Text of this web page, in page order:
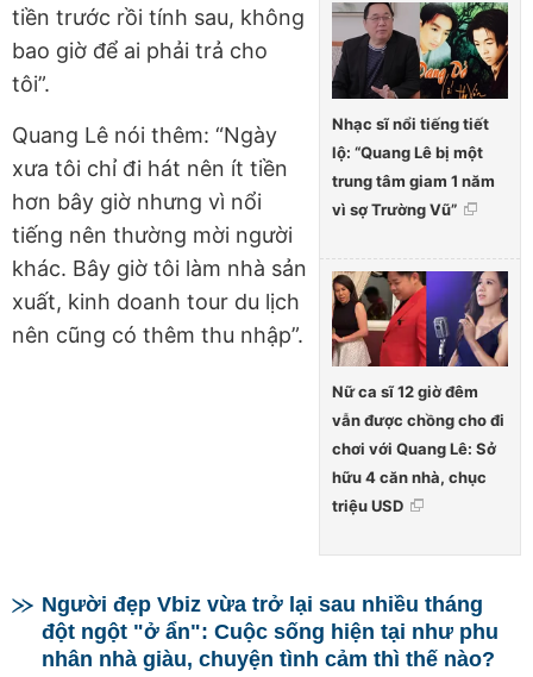
Nhạc sĩ nổi tiếng tiết
lộ: “Quang Lê bị một
trung tâm giam 1 năm
vì sợ Trường Vũ”
Nữ ca sĩ 12 giờ đêm
vẫn được chồng cho đi
chơi với Quang Lê: Sở
hữu 4 căn nhà, chục
triệu USD
tiền trước rồi tính sau, không
bao giờ để ai phải trả cho
tôi”.
Quang Lê nói thêm: “Ngày
xưa tôi chỉ đi hát nên ít tiền
hơn bây giờ nhưng vì nổi
tiếng nên thường mời người
khác. Bây giờ tôi làm nhà sản
xuất, kinh doanh tour du lịch
nên cũng có thêm thu nhập”.
Người đẹp Vbiz vừa trở lại sau nhiều tháng
đột ngột "ở ẩn": Cuộc sống hiện tại như phu
nhân nhà giàu, chuyện tình cảm thì thế nào?